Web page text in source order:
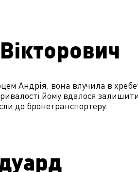
Андрія, вона влучила в
йому вдалося
до бронетранспортеру.